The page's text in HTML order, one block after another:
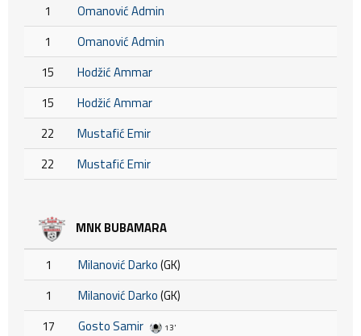
1
Omanović Admin
1
Omanović Admin
15
Hodžić Ammar
15
Hodžić Ammar
22
Mustafić Emir
22
Mustafić Emir
MNK BUBAMARA
1 Milanović Darko(GK)
1
Milanović Darko(GK)
17
Gosto Samir 13'